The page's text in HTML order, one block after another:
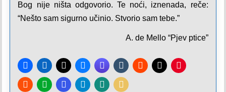
Bog nije ništa odgovorio. Te noći, iznenada, reče:
“Nešto sam sigurno učinio. Stvorio sam tebe.”
A. de Mello “Pjev ptice”